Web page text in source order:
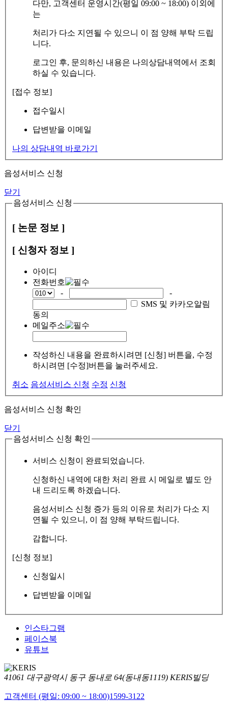
다만, 고객센터 운영시간(평일 09:00 ~ 18:00) 이외에
는
처리가 다소 지연될 수 있으니 이 점 양해 부탁 드립
니다.
로그인 후, 문의하신 내용은 나의상담내역에서 조회
하실 수 있습니다.
[접수 정보]
접수일시
답변받을 이메일
나의 상담내역 바로가기
음성서비스 신청
닫기
음성서비스 신청
[ 논문 정보 ]
[ 신청자 정보 ]
아이디
전화번호
-
-
SMS 및 카카오알림
동의
메일주소
작성하신 내용을 완료하시려면 [신청] 버튼을, 수정
하시려면 [수정]버튼을 눌러주세요.
취소 음성서비스 신청 수정 신청
음성서비스 신청 확인
닫기
음성서비스 신청 확인
서비스 신청이 완료되었습니다.
신청하신 내역에 대한 처리 완료 시 메일로 별도 안
내 드리도록 하겠습니다.
음성서비스 신청 증가 등의 이유로 처리가 다소 지
연될 수 있으니, 이 점 양해 부탁드립니다.
감합니다.
[신청 정보]
신청일시
답변받을 이메일
인스타그램
페이스북
유튜브
41061 대구광역시 동구 동내로 64(동내동1119) KERIS빌딩
고객센터 (평일: 09:00 ~ 18:00)1599-3122